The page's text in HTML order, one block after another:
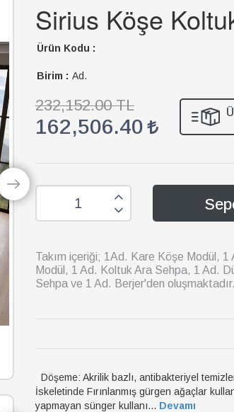
Sirius Köşe
Ürün Kodu :
Birim : Ad.
232,152.00 TL
162,506.40
Takım içeriği; 1Ad. Kare Köşe Modül,
Modül, 1 Ad. Koltuk Ara Sehpa, 1 Ad.
Sehpa ve 1 Ad. Berjer'den oluşmaktadır.
Döşeme: Akrilik bazlı, antibakteriyel
İskeletinde Fırınlanmış gürgen ağaçlar
yapmayan sünger kullanı... Devamı